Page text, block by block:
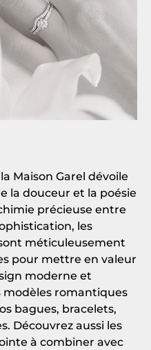
Maison Garel dévoile
la douceur et la poésie
précieuse entre
les
méticuleusement
pour mettre en valeur
moderne et
modèles romantiques
bagues, bracelets,
Découvrez aussi les
à combiner avec